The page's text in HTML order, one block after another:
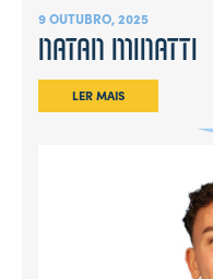
9 OUTUBRO, 2025
NATAN MINATTI
LER MAIS